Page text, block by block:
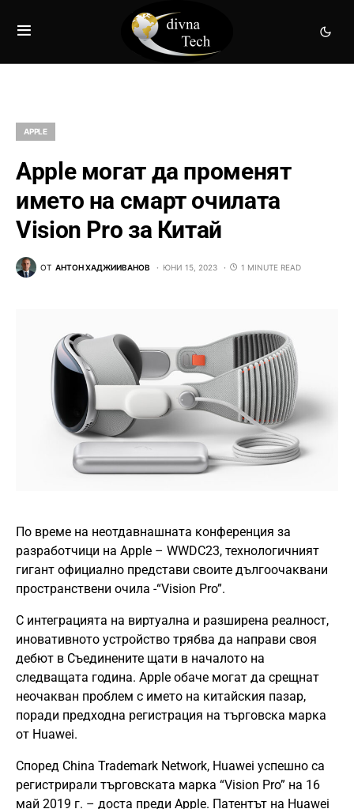
APPLE
Apple могат да променят
името на смарт очилата
Vision Pro за Китай
ОТ АНТОН ХАДЖИИВАНОВ ЮНИ 15, 2023 1 MINUTE READ
По време на неотдавнашната конференция за
разработчици на Apple – WWDC23, технологичният
гигант официално представи своите дългоочаквани
пространствени очила -“Vision Pro”.
С интеграцията на виртуална и разширена реалност,
иновативното устройство трябва да направи своя
дебют в Съединените щати в началото на
следващата година. Apple обаче могат да срещнат
неочакван проблем с името на китайския пазар,
поради предходна регистрация на търговска марка
от Huawei.
Според China Trademark Network, Huawei успешно са
регистрирали търговската марка “Vision Pro” на 16
май 2019 г. – доста преди Apple. Патентът на Huawei